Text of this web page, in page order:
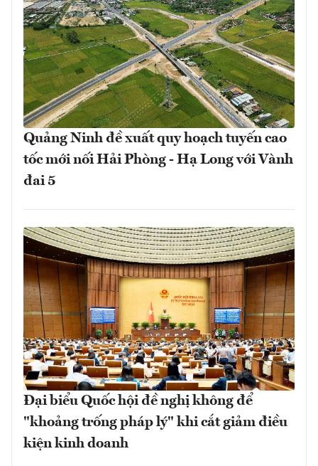
Quảng Ninh đề xuất quy hoạch tuyến cao
tốc mới nối Hải Phòng - Hạ Long với Vành
đai 5
Đại biểu Quốc hội đề nghị không để
"khoảng trống pháp lý" khi cắt giảm điều
kiện kinh doanh